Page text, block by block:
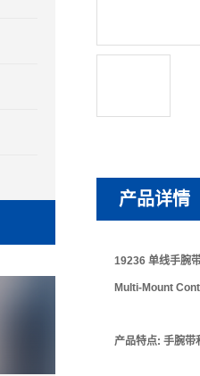
产品详情
19236 单线手腕
Multi-Mount
产品特点: 手腕带